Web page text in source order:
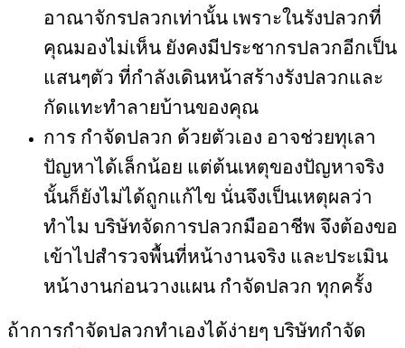
อาณาจักรปลวกเท่านั้น เพราะในรังปลวกที่
คุณมองไม่เห็น ยังคงมีประชากรปลวกอีกเป็น
แสนๆตัว ที่กำลังเดินหน้าสร้างรังปลวกและ
กัดแทะทำลายบ้านของคุณ
การ กำจัดปลวก ด้วยตัวเอง อาจช่วยทุเลา
ปัญหาได้เล็กน้อย แต่ต้นเหตุของปัญหาจริง
นั้นก็ยังไม่ได้ถูกแก้ไข นั่นจึงเป็นเหตุผลว่า
ทำไม บริษัทจัดการปลวกมืออาชีพ จึงต้องขอ
เข้าไปสำรวจพื้นที่หน้างานจริง และประเมิน
หน้างานก่อนวางแผน กำจัดปลวก ทุกครั้ง
ถ้าการกำจัดปลวกทำเองได้ง่ายๆ บริษัทกำจัด